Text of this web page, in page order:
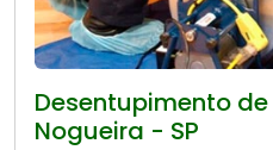
Desentupimento
Nogueira - SP